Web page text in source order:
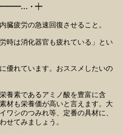
━━━…・┿
臓疲労の急速回復させること。
時は消化器官も疲れている」とい
優れています。おススメしたいの
養素であるアミノ酸を豊富に含
材も栄養価が高いと言えます。大
ワシのつみれ等、定番の具材に、
せてみましょう。